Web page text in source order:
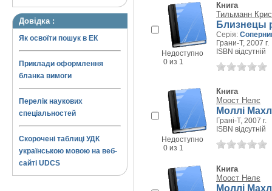
Довідка :
Як освоїти пошук в ЕК
Приклади оформлення
бланка вимоги
Перелік наукових
спеціальностей
Скорочені таблиці УДК
українською мовою на веб-
сайті UDCS
Недоступно
0 из 1
Книга
Тильманн
Близнецы
Серія:
Грани-Т, 2007 г.
ISBN відсутній
Недоступно
0 из 1
Книга
Моост Нелє
Моллі
Грані-Т, 2007 г.
ISBN відсутній
Книга
Моост Нелє
Моллі